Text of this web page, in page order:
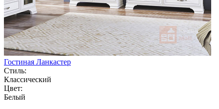
Гостиная Ланкастер
Стиль:
Классический
Цвет:
Белый